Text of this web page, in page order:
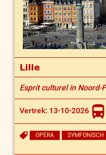
Lille
Esprit culturel in Noord-
Vertrek: 13-10-2026
OPERA SYMFONISCH